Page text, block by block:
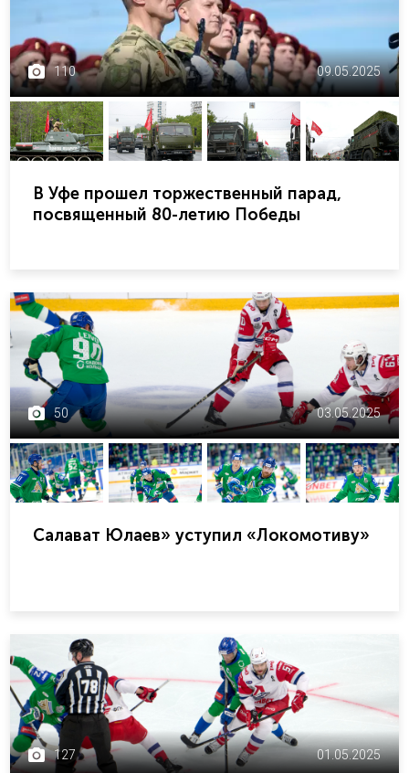
110 09.05.2025
В Уфе прошел торжественный парад,
посвященный 80-летию Победы
50 03.05.2025
Салават Юлаев» уступил «Локомотиву»
127 01.05.2025